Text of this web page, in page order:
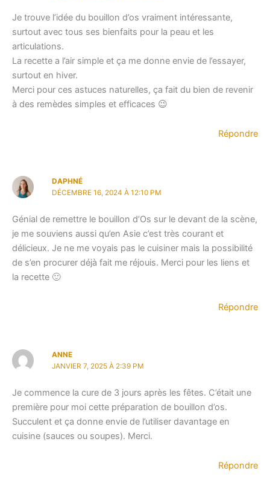
Je trouve l’idée du bouillon d’os vraiment intéressante,
surtout avec tous ses bienfaits pour la peau et les
articulations.
La recette a l’air simple et ça me donne envie de l’essayer,
surtout en hiver.
Merci pour ces astuces naturelles, ça fait du bien de revenir
à des remèdes simples et efficaces 😉
Répondre
DAPHNÉ
DÉCEMBRE 16, 2024 À 12:10 PM
Génial de remettre le bouillon d’Os sur le devant de la scène,
je me souviens aussi qu’en Asie c’est très courant et
délicieux. Je ne me voyais pas le cuisiner mais la possibilité
de s’en procurer déjà fait me réjouis. Merci pour les liens et
la recette 🙂
Répondre
ANNE
JANVIER 7, 2025 À 2:39 PM
Je commence la cure de 3 jours après les fêtes. C’était une
première pour moi cette préparation de bouillon d’os.
Succulent et ça donne envie de l’utiliser davantage en
cuisine (sauces ou soupes). Merci.
Répondre